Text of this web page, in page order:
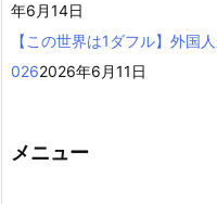
年6月14日
【この世界は1ダフル】外国
0262026年6月11日
メニュー